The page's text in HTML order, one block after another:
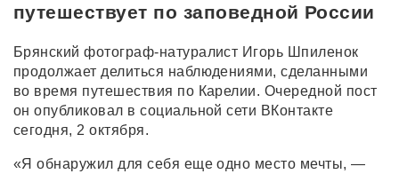
путешествует по заповедной России
Брянский фотограф-натуралист Игорь Шпиленок
продолжает делиться наблюдениями, сделанными
во время путешествия по Карелии. Очередной пост
он опубликовал в социальной сети ВКонтакте
сегодня, 2 октября.
«Я обнаружил для себя еще одно место мечты, —